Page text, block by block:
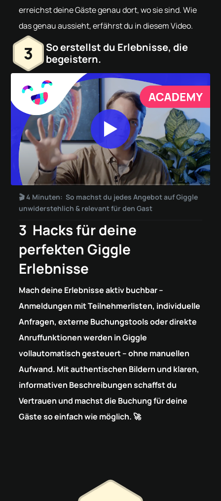
erreichst deine Gäste genau dort, wo sie sind. Wie
das genau aussieht, erfährst du in diesem Video.
3
So erstellst du Erlebnisse, die
begeistern.
🎬 4 Minuten: So machst du jedes Angebot auf Giggle
unwiderstehlich & relevant für den Gast
3 Hacks für deine
perfekten Giggle
Erlebnisse
Mach deine Erlebnisse aktiv buchbar –
Anmeldungen mit Teilnehmerlisten, individuelle
Anfragen, externe Buchungstools oder direkte
Anruffunktionen werden in Giggle
vollautomatisch gesteuert – ohne manuellen
Aufwand. Mit authentischen Bildern und klaren,
informativen Beschreibungen schaffst du
Vertrauen und machst die Buchung für deine
Gäste so einfach wie möglich. 🚀